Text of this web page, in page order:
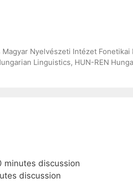
Nyelvészeti Intézet
Linguistics, HUN-REN
minutes discussion
discussion